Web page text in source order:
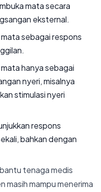
mata secara
eksternal.
sebagai respons
hanya sebagai
nyeri, misalnya
stimulasi nyeri
respons
bahkan dengan
tenaga medis
masih mampu menerima